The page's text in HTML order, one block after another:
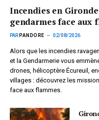
Incendies en
gendarmes face aux
PAR PANDORE 02/08/2026
Alors que les incendies
et la Gendarmerie vous
drones, hélicoptère Écureuil,
villages : découvrez les
face aux flammes.